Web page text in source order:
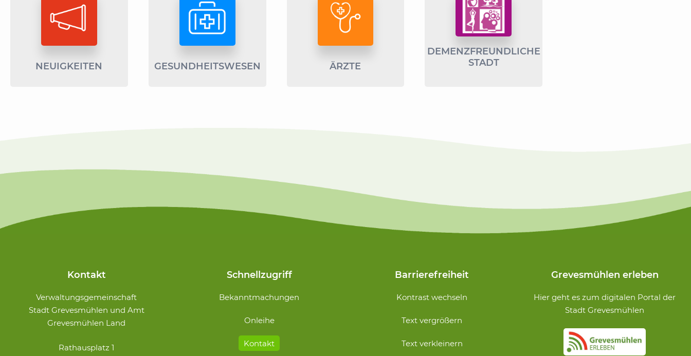
NEUIGKEITEN GESUNDHEITSWESEN ÄRZTE
DEMENZFREUNDLICHE
STADT
Kontakt
Verwaltungsgemeinschaft
Stadt Grevesmühlen und Amt
Grevesmühlen Land
Rathausplatz 1
Schnellzugriff
NavigationBekanntmachungen
Onleihe
Kontakt
Barrierefreiheit
Kontrast wechseln
Text vergrößern
Text verkleinern
Grevesmühlen erleben
Hier geht es zum digitalen Portal der
Stadt Grevesmühlen